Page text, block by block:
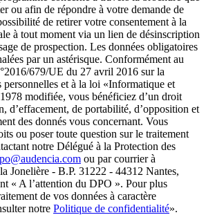
ou afin de répondre à votre demande de
de retirer votre consentement à la
à tout moment via un lien de désinscription
de prospection. Les données obligatoires
par un astérisque. Conformément au
679/UE du 27 avril 2016 sur la
personnelles et à la loi «Informatique et
modifiée, vous bénéficiez d’un droit
d’effacement, de portabilité, d’opposition et
des donnés vous concernant. Vous
ou poser toute question sur le traitement
notre Délégué à la Protection des
ou par courrier à
Jonelière - B.P. 31222 - 44312 Nantes,
« A l’attention du DPO ». Pour plus
de vos données à caractère
notre Politique de confidentialité».